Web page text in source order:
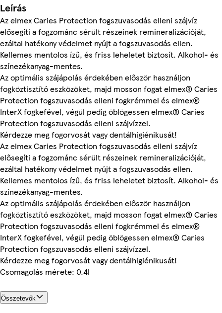
Leírás
Az elmex Caries Protection fogszuvasodás elleni szájvíz
elősegíti a fogzománc sérült részeinek remineralizációját,
ezáltal hatékony védelmet nyújt a fogszuvasodás ellen.
Kellemes mentolos ízű, és friss leheletet biztosít. Alkohol- és
színezékanyag-mentes.
Az optimális szájápolás érdekében először használjon
fogköztisztító eszközöket, majd mosson fogat elmex® Caries
Protection fogszuvasodás elleni fogkrémmel és elmex®
InterX fogkefével, végül pedig öblögessen elmex® Caries
Protection fogszuvasodás elleni szájvízzel.
Kérdezze meg fogorvosát vagy dentálhigiénikusát!
Az elmex Caries Protection fogszuvasodás elleni szájvíz
elősegíti a fogzománc sérült részeinek remineralizációját,
ezáltal hatékony védelmet nyújt a fogszuvasodás ellen.
Kellemes mentolos ízű, és friss leheletet biztosít. Alkohol- és
színezékanyag-mentes.
Az optimális szájápolás érdekében először használjon
fogköztisztító eszközöket, majd mosson fogat elmex® Caries
Protection fogszuvasodás elleni fogkrémmel és elmex®
InterX fogkefével, végül pedig öblögessen elmex® Caries
Protection fogszuvasodás elleni szájvízzel.
Kérdezze meg fogorvosát vagy dentálhigiénikusát!
Csomagolás mérete: 0.4l
Összetevők